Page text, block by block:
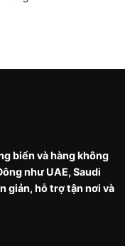
biển và hàng không
như UAE, Saudi
giản, hỗ trợ tận nơi và